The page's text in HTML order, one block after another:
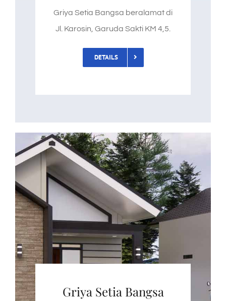
Griya Setia Bangsa beralamat di
Jl. Karosin, Garuda Sakti KM 4,5.
DETAILS
Griya Setia Bangsa